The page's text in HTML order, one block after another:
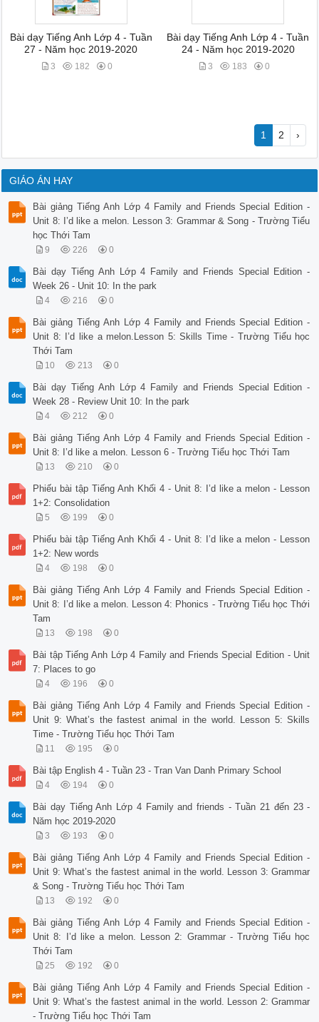
Bài dạy Tiếng Anh Lớp 4 - Tuần
27 - Năm học 2019-2020
3 182 0
Bài dạy Tiếng Anh Lớp 4 - Tuần
24 - Năm học 2019-2020
3 183 0
1 2 ›
GIÁO ÁN HAY
Bài giảng Tiếng Anh Lớp 4 Family and Friends Special Edition -
Unit 8: I’d like a melon. Lesson 3: Grammar & Song - Trường Tiểu
học Thới Tam
9 226 0
Bài dạy Tiếng Anh Lớp 4 Family and Friends Special Edition -
Week 26 - Unit 10: In the park
4 216 0
Bài giảng Tiếng Anh Lớp 4 Family and Friends Special Edition -
Unit 8: I’d like a melon.Lesson 5: Skills Time - Trường Tiểu học
Thới Tam
10 213 0
Bài dạy Tiếng Anh Lớp 4 Family and Friends Special Edition -
Week 28 - Review Unit 10: In the park
4 212 0
Bài giảng Tiếng Anh Lớp 4 Family and Friends Special Edition -
Unit 8: I’d like a melon. Lesson 6 - Trường Tiểu học Thới Tam
13 210 0
Phiếu bài tập Tiếng Anh Khối 4 - Unit 8: I’d like a melon - Lesson
1+2: Consolidation
5 199 0
Phiếu bài tập Tiếng Anh Khối 4 - Unit 8: I’d like a melon - Lesson
1+2: New words
4 198 0
Bài giảng Tiếng Anh Lớp 4 Family and Friends Special Edition -
Unit 8: I’d like a melon. Lesson 4: Phonics - Trường Tiểu học Thới
Tam
13 198 0
Bài tập Tiếng Anh Lớp 4 Family and Friends Special Edition - Unit
7: Places to go
4 196 0
Bài giảng Tiếng Anh Lớp 4 Family and Friends Special Edition -
Unit 9: What’s the fastest animal in the world. Lesson 5: Skills
Time - Trường Tiểu học Thới Tam
11 195 0
Bài tập English 4 - Tuần 23 - Tran Van Danh Primary School
4 194 0
Bài dạy Tiếng Anh Lớp 4 Family and friends - Tuần 21 đến 23 -
Năm học 2019-2020
3 193 0
Bài giảng Tiếng Anh Lớp 4 Family and Friends Special Edition -
Unit 9: What’s the fastest animal in the world. Lesson 3: Grammar
& Song - Trường Tiểu học Thới Tam
13 192 0
Bài giảng Tiếng Anh Lớp 4 Family and Friends Special Edition -
Unit 8: I’d like a melon. Lesson 2: Grammar - Trường Tiểu học
Thới Tam
25 192 0
Bài giảng Tiếng Anh Lớp 4 Family and Friends Special Edition -
Unit 9: What’s the fastest animal in the world. Lesson 2: Grammar
- Trường Tiểu học Thới Tam